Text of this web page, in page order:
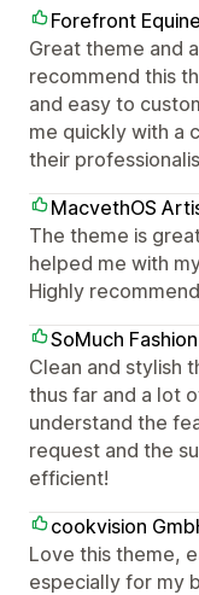
Forefront Equine
Great theme and
recommend this
and easy to
me quickly with a
their
MacvethOS
The theme is
helped me with
Highly
SoMuch Fashion
Clean and stylish
thus far and a lot
understand the
request and the
efficient!
cookvision
Love this theme,
especially for my